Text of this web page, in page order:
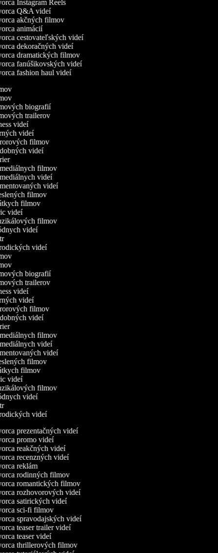
Instagram Reels
Q&A videí
akčných filmov
animácií
cestovateľských videí
dekoračných videí
dramatických filmov
fanúšikovských videí
fashion haul videí
biografií
trailerov
videí
videí
filmov
videí
filmov
videí
videí
filmov
filmov
videí
filmov
videí
videí
biografií
trailerov
videí
videí
filmov
videí
filmov
videí
videí
filmov
filmov
videí
filmov
videí
videí
prezentačných videí
promo videí
reakčných videí
recenzných videí
reklám
rodinných filmov
romantických filmov
rozhovorových videí
satirických videí
sci-fi filmov
spravodajských videí
teaser trailer videí
teaser videí
thrillerových filmov